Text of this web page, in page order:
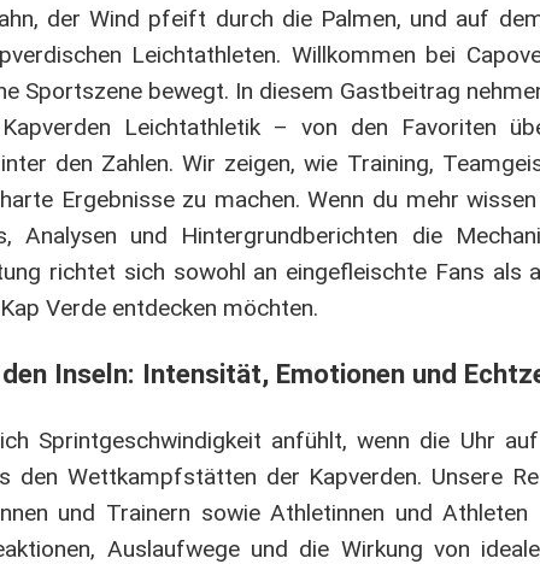
der Wind pfeift durch die Palmen, und auf
Leichtathleten. Willkommen bei
Sportszene bewegt. In diesem Gastbeitrag
Leichtathletik – von den Favoriten
den Zahlen. Wir zeigen, wie Training,
Ergebnisse zu machen. Wenn du mehr
Analysen und Hintergrundberichten die
richtet sich sowohl an eingefleischte Fans als
Verde entdecken möchten.
Inseln: Intensität, Emotionen und
Sprintgeschwindigkeit anfühlt, wenn die Uhr
den Wettkampfstätten der Kapverden. Unsere
und Trainern sowie Athletinnen und
Auslaufwege und die Wirkung von